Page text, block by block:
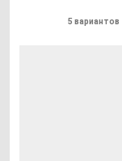
5 вариантов